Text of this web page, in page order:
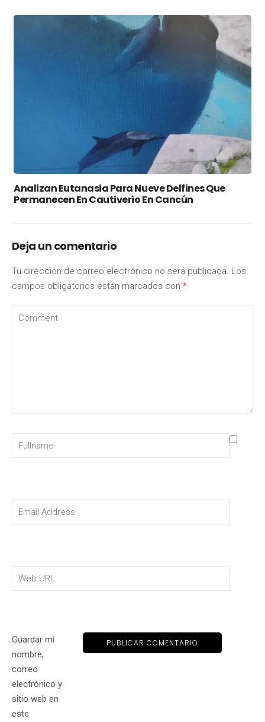
Analizan Eutanasia Para Nueve Delfines Que
Permanecen En Cautiverio En Cancún
Deja un comentario
Tu dirección de correo electrónico no será publicada. Los
campos obligatorios están marcados con *
Guardar mi
nombre,
correo
electrónico y
sitio web en
este